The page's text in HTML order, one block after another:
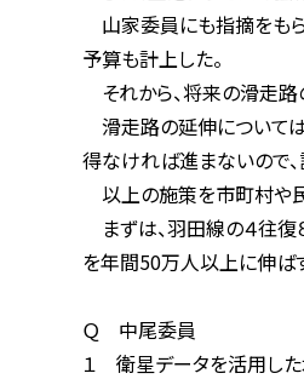
山家委員にも指摘をもらった
予算も計上した。
それから、将来の滑走路の延
滑走路の延伸については、技
得なければ進まないので、
以上の施策を市町村や民間
まずは、羽田線の４往復８便
を年間50万人以上に伸ばす
Ｑ 中尾委員
１ 衛星データを活用した水